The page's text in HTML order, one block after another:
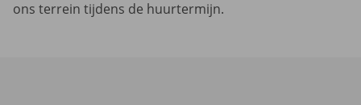
ons terrein tijdens de huurtermijn.